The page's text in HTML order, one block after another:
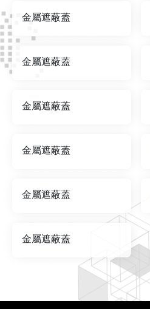
金屬遮蔽蓋
金屬遮蔽蓋
金屬遮蔽蓋
金屬遮蔽蓋
金屬遮蔽蓋
金屬遮蔽蓋